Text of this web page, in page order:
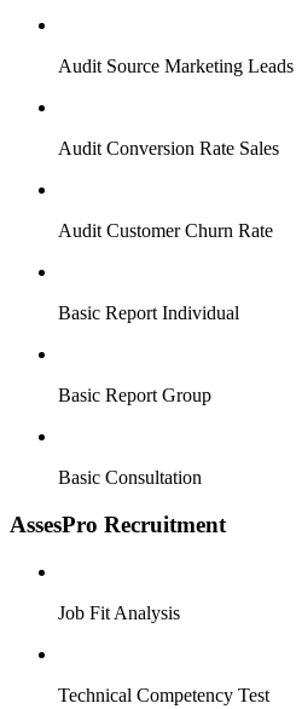
Audit Source Marketing Leads
Audit Conversion Rate Sales
Audit Customer Churn Rate
Basic Report Individual
Basic Report Group
Basic Consultation
AssesPro Recruitment
Job Fit Analysis
Technical Competency Test